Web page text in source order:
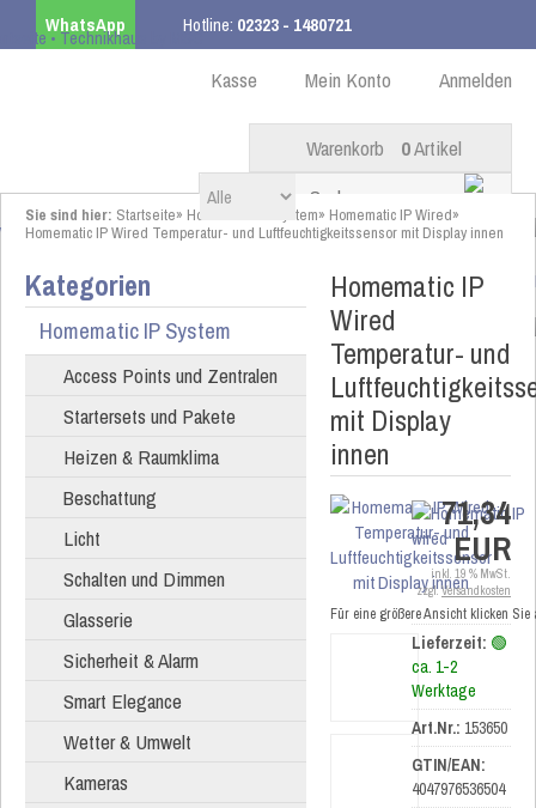
WhatsApp Hotline: 02323 - 1480721
ab 99,00 € innerhalb DE Anmelden
Mein Konto
Kasse
Warenkorb 0Artikel
Sie sind hier: Startseite» Homematic IP System» Homematic IP Wired»
Homematic IP Wired Temperatur- und Luftfeuchtigkeitssensor mit Display innen
Kategorien
Homematic IP System
Access Points und Zentralen
Startersets und Pakete
Heizen & Raumklima
Beschattung
Licht
Schalten und Dimmen
Glasserie
Sicherheit & Alarm
Smart Elegance
Wetter & Umwelt
Kameras
Homematic IP
Wired
Temperatur- und
mit Display
innen
Für eine größere Ansicht klicken
71,34
EUR
inkl. 19 % MwSt.
zzgl.Versandkosten
Lieferzeit: 🟢
ca. 1-2
Werktage
Art.Nr.: 153650
GTIN/EAN:
4047976536504